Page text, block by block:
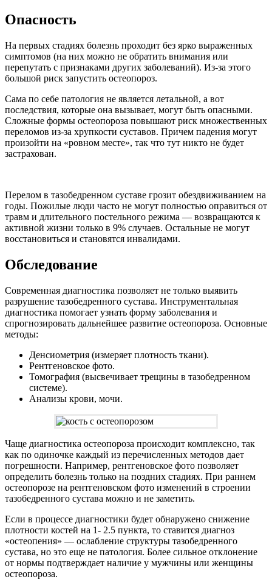
Опасность
На первых стадиях болезнь проходит без ярко выраженных
симптомов (на них можно не обратить внимания или
перепутать с признаками других заболеваний). Из-за этого
большой риск запустить остеопороз.
Сама по себе патология не является летальной, а вот
последствия, которые она вызывает, могут быть опасными.
Сложные формы остеопороза повышают риск множественных
переломов из-за хрупкости суставов. Причем падения могут
произойти на «ровном месте», так что тут никто не будет
застрахован.
Перелом в тазобедренном суставе грозит обездвиживанием на
годы. Пожилые люди часто не могут полностью оправиться от
травм и длительного постельного режима — возвращаются к
активной жизни только в 9% случаев. Остальные не могут
восстановиться и становятся инвалидами.
Обследование
Современная диагностика позволяет не только выявить
разрушение тазобедренного сустава. Инструментальная
диагностика помогает узнать форму заболевания и
спрогнозировать дальнейшее развитие остеопороза. Основные
методы:
Денсиометрия (измеряет плотность ткани).
Рентгеновское фото.
Томография (высвечивает трещины в тазобедренном
системе).
Анализы крови, мочи.
Чаще диагностика остеопороза происходит комплексно, так
как по одиночке каждый из перечисленных методов дает
погрешности. Например, рентгеновское фото позволяет
определить болезнь только на поздних стадиях. При раннем
остеопорозе на рентгеновском фото изменений в строении
тазобедренного сустава можно и не заметить.
Если в процессе диагностики будет обнаружено снижение
плотности костей на 1- 2.5 пункта, то ставится диагноз
«остеопения» — ослабление структуры тазобедренного
сустава, но это еще не патология. Более сильное отклонение
от нормы подтверждает наличие у мужчины или женщины
остеопороза.